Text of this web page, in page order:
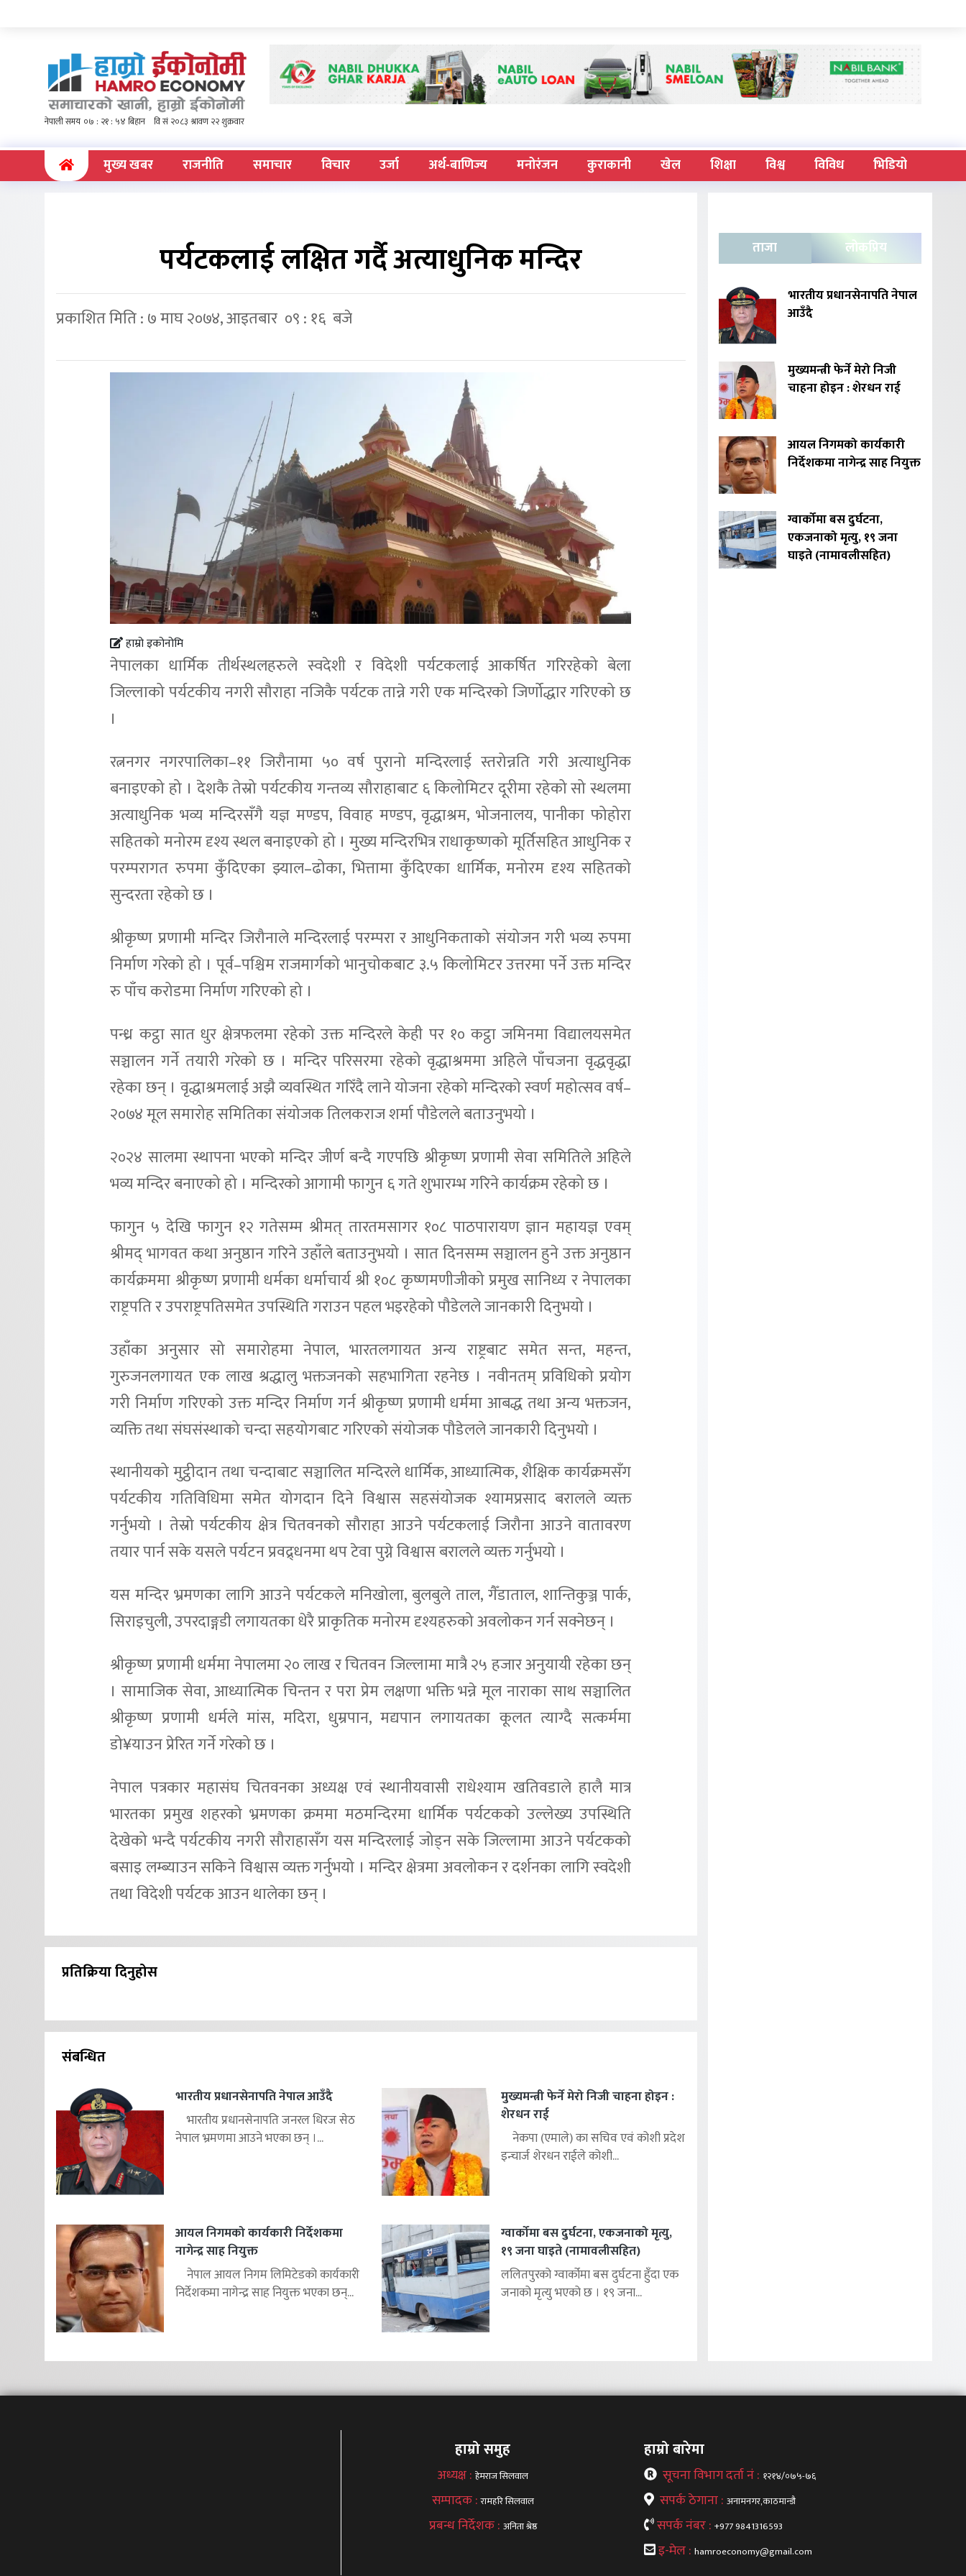
(current)मुख्य खबर राजनीति समाचार विचार उर्जा अर्थ-बाणिज्य मनोरंजन कुराकानी खेल शिक्षा विश्व विविध भिडियो
पर्यटकलाई लक्षित गर्दै अत्याधुनिक मन्दिर
प्रकाशित मिति : ७ माघ २०७४, आइतबार ०९ : १६ बजे
हाम्रो इकोनोमि
नेपालका धार्मिक तीर्थस्थलहरुले स्वदेशी र विदेशी पर्यटकलाई आकर्षित गरिरहेको बेला
जिल्लाको पर्यटकीय नगरी सौराहा नजिकै पर्यटक तान्ने गरी एक मन्दिरको जिर्णोद्धार गरिएको छ
।
रत्ननगर नगरपालिका–११ जिरौनामा ५० वर्ष पुरानो मन्दिरलाई स्तरोन्नति गरी अत्याधुनिक
बनाइएको हो । देशकै तेस्रो पर्यटकीय गन्तव्य सौराहाबाट ६ किलोमिटर दूरीमा रहेको सो स्थलमा
अत्याधुनिक भव्य मन्दिरसँगै यज्ञ मण्डप, विवाह मण्डप, वृद्धाश्रम, भोजनालय, पानीका फोहोरा
सहितको मनोरम दृश्य स्थल बनाइएको हो । मुख्य मन्दिरभित्र राधाकृष्णको मूर्तिसहित आधुनिक र
परम्परागत रुपमा कुँदिएका झ्याल–ढोका, भित्तामा कुँदिएका धार्मिक, मनोरम दृश्य सहितको
सुन्दरता रहेको छ ।
श्रीकृष्ण प्रणामी मन्दिर जिरौनाले मन्दिरलाई परम्परा र आधुनिकताको संयोजन गरी भव्य रुपमा
निर्माण गरेको हो । पूर्व–पश्चिम राजमार्गको भानुचोकबाट ३.५ किलोमिटर उत्तरमा पर्ने उक्त मन्दिर
रु पाँच करोडमा निर्माण गरिएको हो ।
पन्ध्र कट्ठा सात धुर क्षेत्रफलमा रहेको उक्त मन्दिरले केही पर १० कट्ठा जमिनमा विद्यालयसमेत
सञ्चालन गर्ने तयारी गरेको छ । मन्दिर परिसरमा रहेको वृद्धाश्रममा अहिले पाँचजना वृद्धवृद्धा
रहेका छन् । वृद्धाश्रमलाई अझै व्यवस्थित गरिँदै लाने योजना रहेको मन्दिरको स्वर्ण महोत्सव वर्ष–
२०७४ मूल समारोह समितिका संयोजक तिलकराज शर्मा पौडेलले बताउनुभयो ।
२०२४ सालमा स्थापना भएको मन्दिर जीर्ण बन्दै गएपछि श्रीकृष्ण प्रणामी सेवा समितिले अहिले
भव्य मन्दिर बनाएको हो । मन्दिरको आगामी फागुन ६ गते शुभारम्भ गरिने कार्यक्रम रहेको छ ।
फागुन ५ देखि फागुन १२ गतेसम्म श्रीमत् तारतमसागर १०८ पाठपारायण ज्ञान महायज्ञ एवम्
श्रीमद् भागवत कथा अनुष्ठान गरिने उहाँले बताउनुभयो । सात दिनसम्म सञ्चालन हुने उक्त अनुष्ठान
कार्यक्रममा श्रीकृष्ण प्रणामी धर्मका धर्माचार्य श्री १०८ कृष्णमणीजीको प्रमुख सानिध्य र नेपालका
राष्ट्रपति र उपराष्ट्रपतिसमेत उपस्थिति गराउन पहल भइरहेको पौडेलले जानकारी दिनुभयो ।
उहाँका अनुसार सो समारोहमा नेपाल, भारतलगायत अन्य राष्ट्रबाट समेत सन्त, महन्त,
गुरुजनलगायत एक लाख श्रद्धालु भक्तजनको सहभागिता रहनेछ । नवीनतम् प्रविधिको प्रयोग
गरी निर्माण गरिएको उक्त मन्दिर निर्माण गर्न श्रीकृष्ण प्रणामी धर्ममा आबद्ध तथा अन्य भक्तजन,
व्यक्ति तथा संघसंस्थाको चन्दा सहयोगबाट गरिएको संयोजक पौडेलले जानकारी दिनुभयो ।
स्थानीयको मुट्ठीदान तथा चन्दाबाट सञ्चालित मन्दिरले धार्मिक, आध्यात्मिक, शैक्षिक कार्यक्रमसँग
पर्यटकीय गतिविधिमा समेत योगदान दिने विश्वास सहसंयोजक श्यामप्रसाद बरालले व्यक्त
गर्नुभयो । तेस्रो पर्यटकीय क्षेत्र चितवनको सौराहा आउने पर्यटकलाई जिरौना आउने वातावरण
तयार पार्न सके यसले पर्यटन प्रवद्र्धनमा थप टेवा पुग्ने विश्वास बरालले व्यक्त गर्नुभयो ।
यस मन्दिर भ्रमणका लागि आउने पर्यटकले मनिखोला, बुलबुले ताल, गैँडाताल, शान्तिकुञ्ज पार्क,
सिराइचुली, उपरदाङ्गडी लगायतका धेरै प्राकृतिक मनोरम दृश्यहरुको अवलोकन गर्न सक्नेछन् ।
श्रीकृष्ण प्रणामी धर्ममा नेपालमा २० लाख र चितवन जिल्लामा मात्रै २५ हजार अनुयायी रहेका छन्
। सामाजिक सेवा, आध्यात्मिक चिन्तन र परा प्रेम लक्षणा भक्ति भन्ने मूल नाराका साथ सञ्चालित
श्रीकृष्ण प्रणामी धर्मले मांस, मदिरा, धुम्रपान, मद्यपान लगायतका कूलत त्याग्दै सत्कर्ममा
डो¥याउन प्रेरित गर्ने गरेको छ ।
नेपाल पत्रकार महासंघ चितवनका अध्यक्ष एवं स्थानीयवासी राधेश्याम खतिवडाले हालै मात्र
भारतका प्रमुख शहरको भ्रमणका क्रममा मठमन्दिरमा धार्मिक पर्यटकको उल्लेख्य उपस्थिति
देखेको भन्दै पर्यटकीय नगरी सौराहासँग यस मन्दिरलाई जोड्न सके जिल्लामा आउने पर्यटकको
बसाइ लम्ब्याउन सकिने विश्वास व्यक्त गर्नुभयो । मन्दिर क्षेत्रमा अवलोकन र दर्शनका लागि स्वदेशी
तथा विदेशी पर्यटक आउन थालेका छन् ।
प्रतिक्रिया दिनुहोस
संबन्धित
भारतीय प्रधानसेनापति नेपाल आउँदै
भारतीय प्रधानसेनापति जनरल धिरज सेठ
नेपाल भ्रमणमा आउने भएका छन् ।...
मुख्यमन्त्री फेर्ने मेरो निजी चाहना होइन :
शेरधन राई
नेकपा (एमाले) का सचिव एवं कोशी प्रदेश
इन्चार्ज शेरधन राईले कोशी...
आयल निगमको कार्यकारी निर्देशकमा
नागेन्द्र साह नियुक्त
नेपाल आयल निगम लिमिटेडको कार्यकारी
निर्देशकमा नागेन्द्र साह नियुक्त भएका छन्...
ग्वार्कोमा बस दुर्घटना, एकजनाको मृत्यु,
१९ जना घाइते (नामावलीसहित)
ललितपुरको ग्वार्कोमा बस दुर्घटना हुँदा एक
जनाको मृत्यु भएको छ । १९ जना...
ताजा लोकप्रिय
भारतीय प्रधानसेनापति नेपाल
आउँदै
मुख्यमन्त्री फेर्ने मेरो निजी
चाहना होइन : शेरधन राई
आयल निगमको कार्यकारी
निर्देशकमा नागेन्द्र साह नियुक्त
ग्वार्कोमा बस दुर्घटना,
एकजनाको मृत्यु, १९ जना
घाइते (नामावलीसहित)
हाम्रो समुह
अध्यक्ष :हेमराज सिलवाल
सम्पादक :रामहरि सिलवाल
प्रबन्ध निर्देशक : अनिता श्रेष्ठ
हाम्रो बारेमा
सूचना विभाग दर्ता नं : १२१४/०७५-७६
सपर्क ठेगाना : अनामनगर,काठमान्डौ
सपर्क नंबर : +977 9841316593
इ-मेल :hamroeconomy@gmail.com